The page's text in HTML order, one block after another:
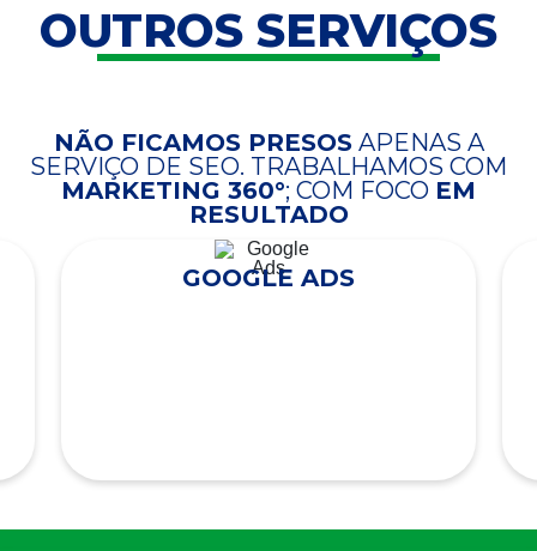
OUTROS SERVIÇOS
NÃO FICAMOS PRESOSAPENAS A
SERVIÇO DE SEO. TRABALHAMOS COM
MARKETING 360°; COM FOCO EM
RESULTADO
GOOGLE ADS